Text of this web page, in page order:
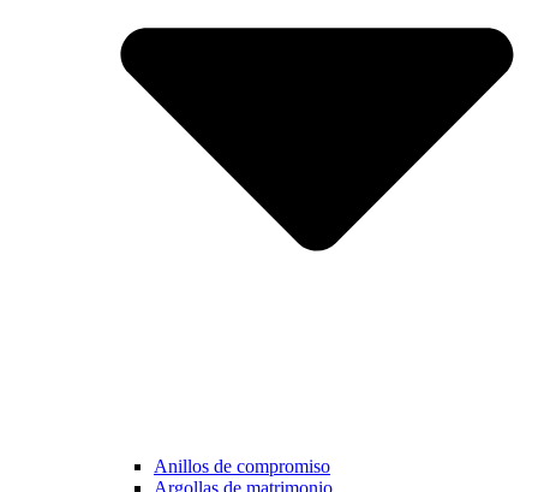
Anillos de compromiso